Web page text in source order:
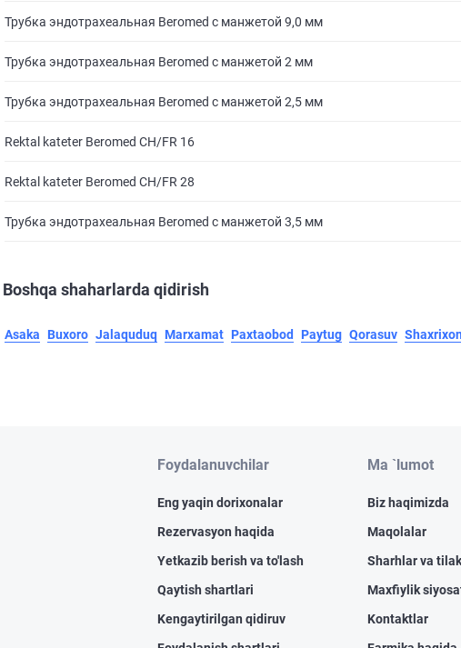
Трубка эндотрахеальная Beromed с манжетой 9,0 мм
Трубка эндотрахеальная Beromed с манжетой 2 мм
Трубка эндотрахеальная Beromed с манжетой 2,5 мм
Rektal kateter Beromed CH/FR 16
Rektal kateter Beromed CH/FR 28
Трубка эндотрахеальная Beromed с манжетой 3,5 мм
Boshqa shaharlarda qidirish
Asaka Buxoro Jalaquduq Marxamat Paxtaobod Paytug Qorasuv Shaxrixon
Foydalanuvchilar
Eng yaqin dorixonalar
Rezervasyon haqida
Yetkazib berish va to'lash
Qaytish shartlari
Kengaytirilgan qidiruv
Ma `lumot
Biz haqimizda
Maqolalar
Sharhlar va
Maxfiylik
Kontaktlar